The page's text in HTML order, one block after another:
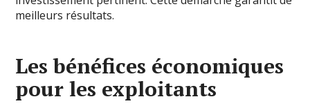
meilleurs résultats.
Les bénéfices économiques
pour les exploitants